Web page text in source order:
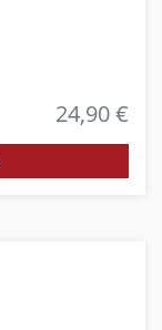
24,90 €